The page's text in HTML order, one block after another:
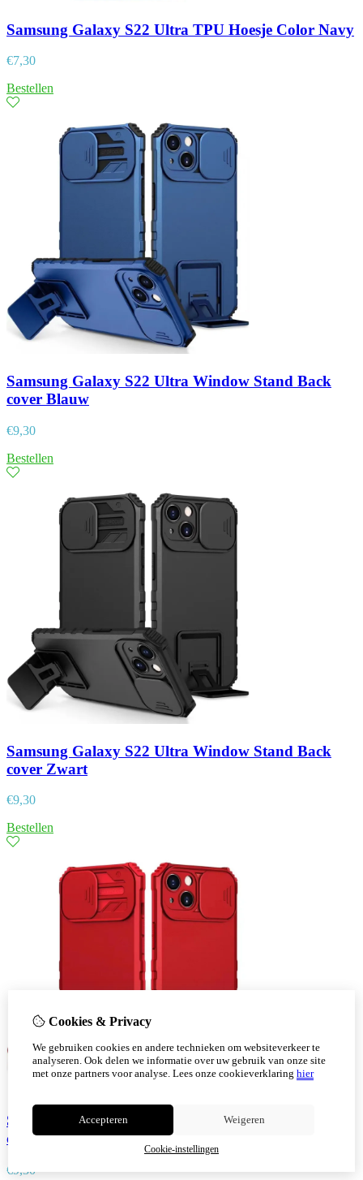
Samsung Galaxy S22 Ultra TPU Hoesje Color Navy
€7,30
Bestellen
Samsung Galaxy S22 Ultra Window Stand Back
cover Blauw
€9,30
Bestellen
Samsung Galaxy S22 Ultra Window Stand Back
cover Zwart
€9,30
Bestellen
Samsung Galaxy S22 Ultra Window Stand Back
cover Rood
€9,30
Cookies & Privacy
We gebruiken cookies en andere technieken om websiteverkeer te
analyseren. Ook delen we informatie over uw gebruik van onze site
met onze partners voor analyse. Lees onze cookieverklaring hier
Accepteren Weigeren
Cookie-instellingen